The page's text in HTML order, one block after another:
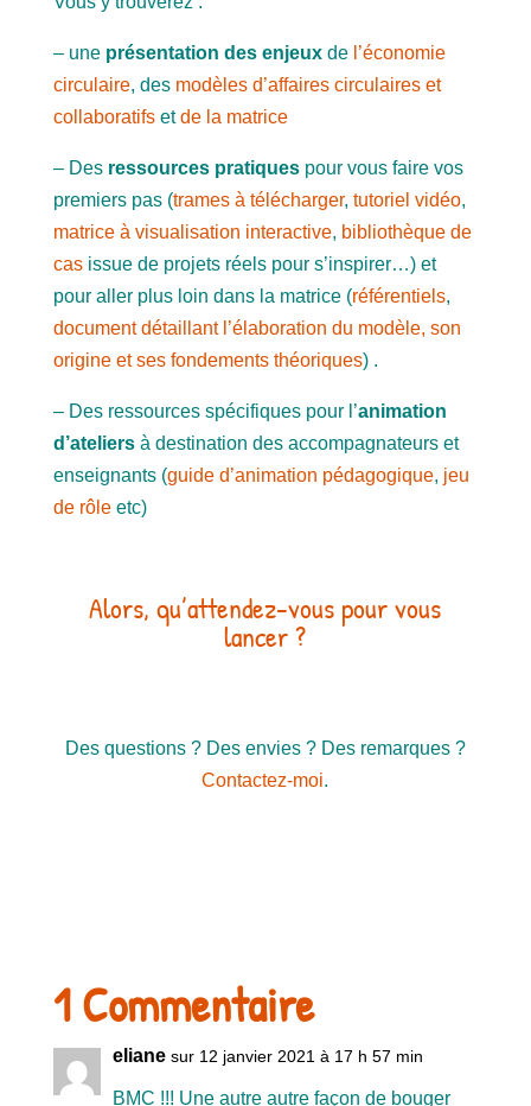
– uneprésentation des enjeuxde l’économie
circulaire, des modèles d’affaires circulaires et
collaboratifsetde la matrice
– Des ressources pratiquespour vous faire vos
premiers pas (trames à télécharger, tutoriel vidéo,
matrice à visualisation interactive, bibliothèque de
casissue de projets réels pour s’inspirer…) et
pour aller plus loin dans la matrice (référentiels,
document détaillant l’élaboration du modèle, son
origine et ses fondements théoriques) .
– Des ressources spécifiques pour l’animation
d’ateliersà destination des accompagnateurs et
enseignants (guide d’animation pédagogique, jeu
de rôleetc)
Alors, qu’attendez-vous pour vous
lancer ?
Des questions ? Des envies ? Des remarques ?
Contactez-moi.
1 Commentaire
eliane sur 12 janvier 2021 à 17 h 57 min
BMC !!! Une autre autre façon de bouger